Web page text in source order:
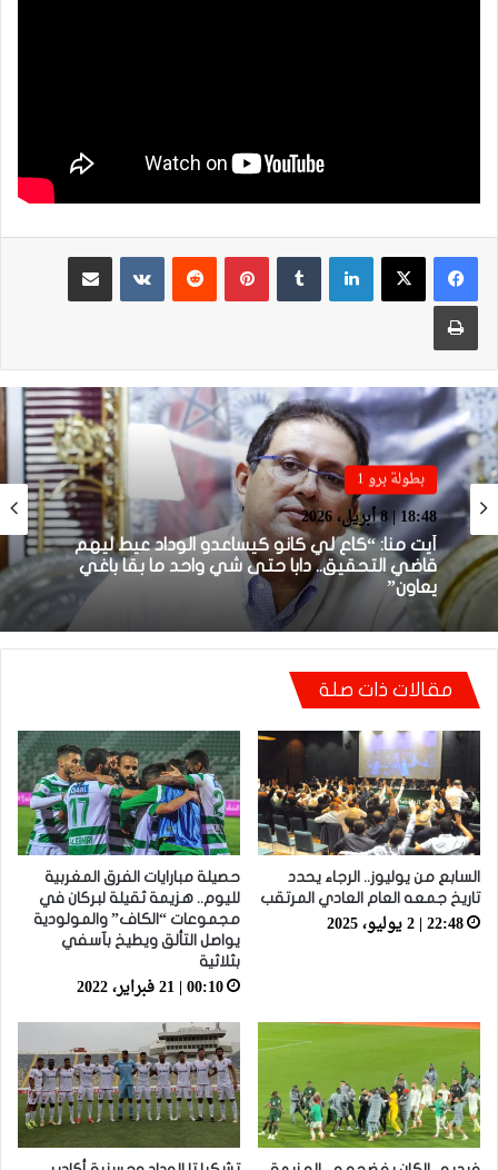
لينكدإن بينتيريست
مشاركة عبر البريد
طباعة
بطولة برو 1
18:48 | 8 أبريل، 2026
أيت منا: “كاع لي كانو كيساعدو الوداد عيط ليهم
قاضي التحقيق.. دابا حتى شي واحد ما بقا باغي
بطولة برو 1
22:23 | 6 أبريل، 2026
توالي النتائج السلبية يلاحق الوداد الرياضي بعد
تعادل جديد أمام الدفاع الحسني الجديدي
مقالات ذات صلة
السابع من يوليوز.. الرجاء يحدد
تاريخ جمعه العام العادي المرتقب
22:48 | 2 يوليو، 2025
حصيلة مبارايات الفرق المغربية
لليوم.. هزيمة ثقيلة لبركان في
مجموعات “الكاف” والمولودية
يواصل التألق ويطيخ بآسفي
بثلاثية
00:10 | 21 فبراير، 2022